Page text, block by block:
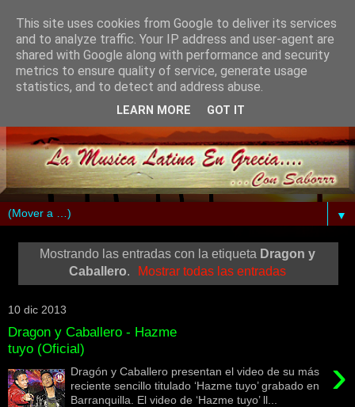
▼
Mostrando las entradas con la etiqueta Dragon y
Caballero. Mostrar todas las entradas
10 dic 2013
Dragon y Caballero - Hazme
tuyo (Oficial)
›
Dragón y Caballero presentan el video de su más
reciente sencillo titulado ‘Hazme tuyo’ grabado en
Barranquilla. El video de ‘Hazme tuyo’ ll...
This site uses cookies from Google to deliver its services
and to analyze traffic. Your IP address and user-agent are
shared with Google along with performance and security
metrics to ensure quality of service, generate usage
statistics, and to detect and address abuse.
LEARN MORE GOT IT